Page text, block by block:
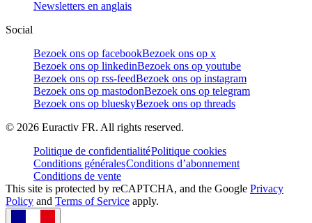
Newsletters en anglais
Social
Bezoek ons op facebookBezoek ons op x
Bezoek ons op linkedinBezoek ons op youtube
Bezoek ons op rss-feedBezoek ons op instagram
Bezoek ons op mastodonBezoek ons op telegram
Bezoek ons op blueskyBezoek ons op threads
© 2026 Euractiv FR. All rights reserved.
Politique de confidentialitéPolitique cookies
Conditions généralesConditions d’abonnement
Conditions de vente
This site is protected by reCAPTCHA, and the Google Privacy
Policy and Terms of Service apply.